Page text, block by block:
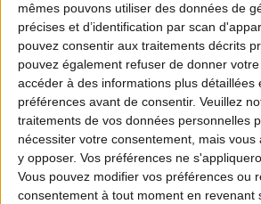
mêmes pouvons utiliser des données de
précises et d’identification par scan
pouvez consentir aux traitements décrits
pouvez également refuser de donner
accéder à des informations plus détaillées
préférences avant de consentir. Veuillez
traitements de vos données personnelles
nécessiter votre consentement, mais vous
y opposer. Vos préférences ne
Vous pouvez modifier vos préférences ou
consentement à tout moment en revenant